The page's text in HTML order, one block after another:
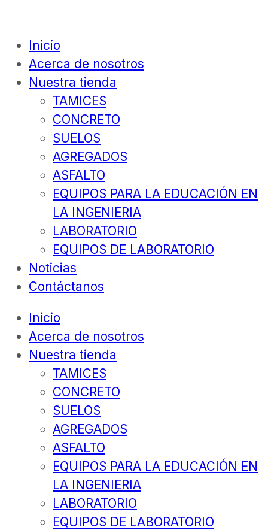
Inicio
Acerca de nosotros
Nuestra tienda
TAMICES
CONCRETO
SUELOS
AGREGADOS
ASFALTO
EQUIPOS PARA LA EDUCACIÓN EN
LA INGENIERIA
LABORATORIO
EQUIPOS DE LABORATORIO
Noticias
Contáctanos
Inicio
Acerca de nosotros
Nuestra tienda
TAMICES
CONCRETO
SUELOS
AGREGADOS
ASFALTO
EQUIPOS PARA LA EDUCACIÓN EN
LA INGENIERIA
LABORATORIO
EQUIPOS DE LABORATORIO